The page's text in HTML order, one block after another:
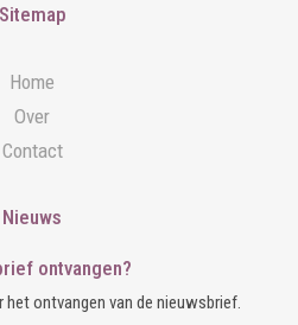
Sitemap
Home
Over
Contact
Nieuws
ontvangen?
het ontvangen van de nieuwsbrief.